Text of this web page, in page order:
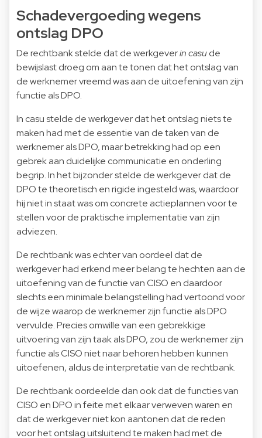
Schadevergoeding wegens
ontslag DPO
De rechtbank stelde dat de werkgeverin casude
bewijslast droeg om aan te tonen dat het ontslag van
de werknemer vreemd was aan de uitoefening van zijn
functie als DPO.
In casu stelde de werkgever dat het ontslag niets te
maken had met de essentie van de taken van de
werknemer als DPO, maar betrekking had op een
gebrek aan duidelijke communicatie en onderling
begrip. In het bijzonder stelde de werkgever dat de
DPO te theoretisch en rigide ingesteld was, waardoor
hij niet in staat was om concrete actieplannen voor te
stellen voor de praktische implementatie van zijn
adviezen.
De rechtbank was echter van oordeel dat de
werkgever had erkend meer belang te hechten aan de
uitoefening van de functie van CISO en daardoor
slechts een minimale belangstelling had vertoond voor
de wijze waarop de werknemer zijn functie als DPO
vervulde. Precies omwille van een gebrekkige
uitvoering van zijn taak als DPO, zou de werknemer zijn
functie als CISO niet naar behoren hebben kunnen
uitoefenen, aldus de interpretatie van de rechtbank.
De rechtbank oordeelde dan ook dat de functies van
CISO en DPO in feite met elkaar verweven waren en
dat de werkgever niet kon aantonen dat de reden
voor het ontslag uitsluitend te maken had met de